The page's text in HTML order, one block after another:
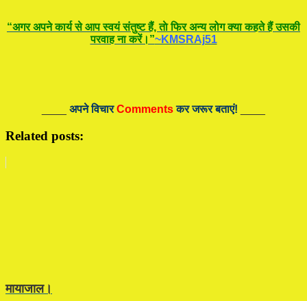
“अगर अपने कार्य से आप स्वयं संतुष्ट हैं, ताे फिर अन्य लोग क्या कहते हैं उसकी
परवाह ना करें।”~KMSRAj51
अपने विचारCommentsकर जरूर बताएं!
Related posts:
मायाजाल।